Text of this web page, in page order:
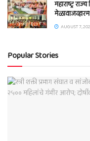
महाराष्ट्र
AUGUST 7,
Popular Stories